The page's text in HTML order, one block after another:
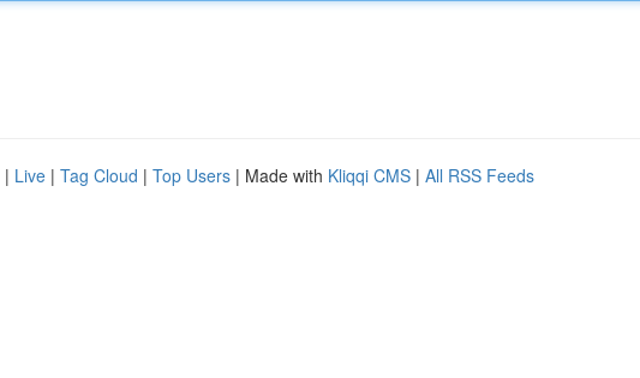
| Live | Tag Cloud | Top Users | Made with Kliqqi CMS | All RSS Feeds